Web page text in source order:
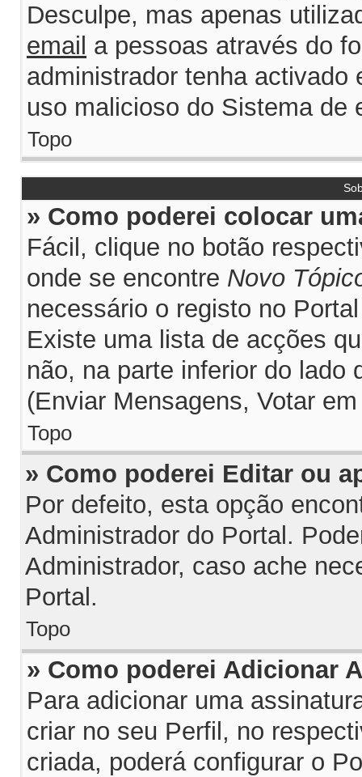
Desculpe, mas apenas
email a pessoas através do
administrador tenha
uso malicioso do Sistema de
Topo
» Como poderei colocar
Fácil, clique no botão
onde se encontre Novo
necessário o registo no
Existe uma lista de acções
não, na parte inferior do lado
(Enviar Mensagens, Votar
Topo
» Como poderei Editar ou
Por defeito, esta opção
Administrador do Portal.
Administrador, caso ache
Portal.
Topo
» Como poderei Adicionar
Para adicionar uma
criar no seu Perfil, no
criada, poderá configurar o